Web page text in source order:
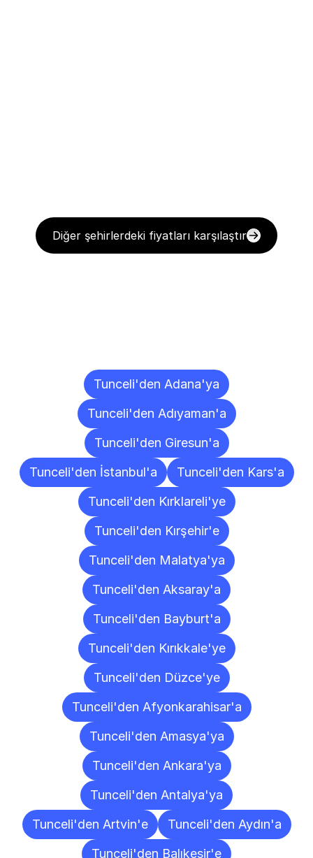
Diğer şehirlerdeki fiyatları karşılaştır
Tunceli'den Adana'ya
Tunceli'den Adıyaman'a
Tunceli'den Giresun'a
Tunceli'den İstanbul'a
Tunceli'den Kars'a
Tunceli'den Kırklareli'ye
Tunceli'den Kırşehir'e
Tunceli'den Malatya'ya
Tunceli'den Aksaray'a
Tunceli'den Bayburt'a
Tunceli'den Kırıkkale'ye
Tunceli'den Düzce'ye
Tunceli'den Afyonkarahisar'a
Tunceli'den Amasya'ya
Tunceli'den Ankara'ya
Tunceli'den Antalya'ya
Tunceli'den Artvin'e
Tunceli'den Aydın'a
Tunceli'den Balıkesir'e